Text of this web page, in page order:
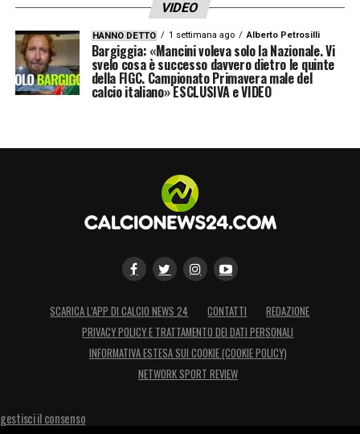
VIDEO
HANNO DETTO 1 settimana ago Alberto Petrosilli
Bargiggia: «Mancini voleva solo la Nazionale. Vi
svelo cosa è successo davvero dietro le quinte
della FIGC. Campionato Primavera male del
calcio italiano» ESCLUSIVA e VIDEO
SCARICA L’APP DI CALCIO NEWS 24 CONTATTI
REDAZIONE
PRIVACY POLICY E TRATTAMENTO DEI DATI PERSONALI
INFORMATIVA ESTESA SUI COOKIE (COOKIE POLICY)
NETWORK SPORT REVIEW
gestisci il consenso